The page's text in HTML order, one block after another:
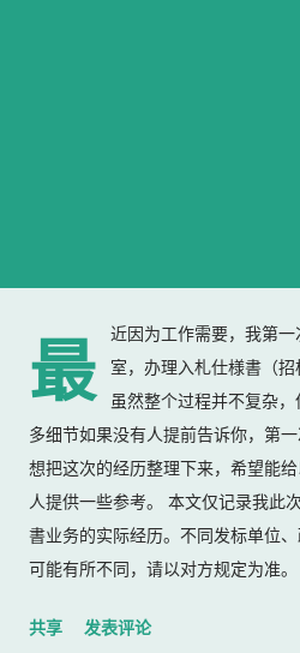
最
近因为工作需要，我第
室，办理入札仕様書（招
虽然整个过程并不复杂
多细节如果没有人提前告诉你，第
想把这次的经历整理下来，希望能
人提供一些参考。 本文仅记录我此
書业务的实际经历。不同发标单位
可能有所不同，请以对方规定为准
入札仕様書 名片 当时我认为这样就
共享 发表评论